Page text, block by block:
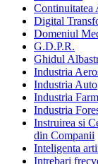
Continuitatea
Digital
Domeniul
G.D.P.R.
Ghidul
Industria
Industria Auto
Industria
Industria
Instruirea si
din Companii
Inteligenta
Intrebari